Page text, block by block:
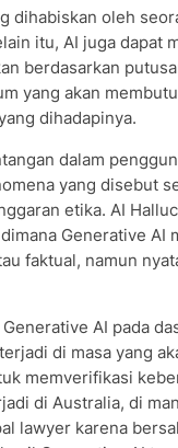
dihabiskan oleh
itu, AI juga dapat
berdasarkan
yang akan
dihadapinya.
dalam
yang disebut
etika. AI
Generative AI
faktual, namun
AI pada
di masa yang
memverifikasi
di Australia, di
lawyer karena